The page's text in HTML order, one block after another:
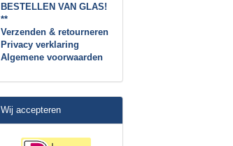
BESTELLEN VAN GLAS!
**
Verzenden & retourneren
Privacy verklaring
Algemene voorwaarden
Wij accepteren